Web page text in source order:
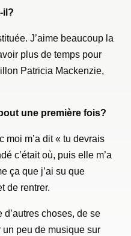
il?
J’aime beaucoup la
plus de temps pour
Patricia Mackenzie,
une première fois?
moi m’a dit « tu devrais
c’était où, puis elle m’a
ça que j’ai su que
de rentrer.
choses, de se
peu de musique sur